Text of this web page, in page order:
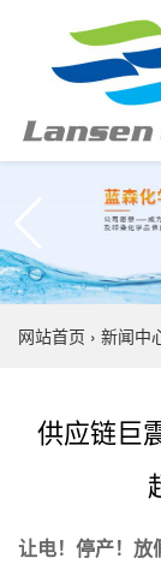
网站首页 › 新闻中
供应链巨
让电！停产！放